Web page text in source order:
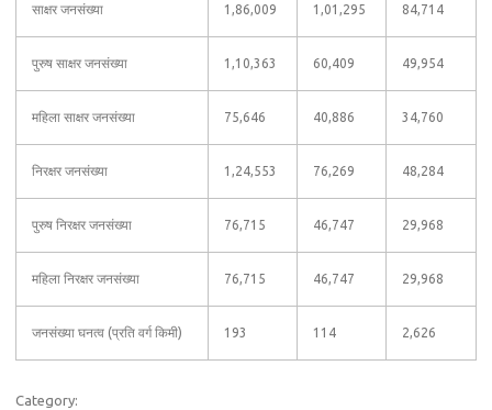
साक्षर जनसंख्या 1,86,009 1,01,295 84,714
पुरुष साक्षर जनसंख्या 1,10,363 60,409 49,954
महिला साक्षर जनसंख्या 75,646 40,886 34,760
निरक्षर जनसंख्या 1,24,553 76,269 48,284
पुरुष निरक्षर जनसंख्या 76,715 46,747 29,968
महिला निरक्षर जनसंख्या 76,715 46,747 29,968
जनसंख्या घनत्व (प्रति वर्ग किमी) 193 114 2,626
Category: